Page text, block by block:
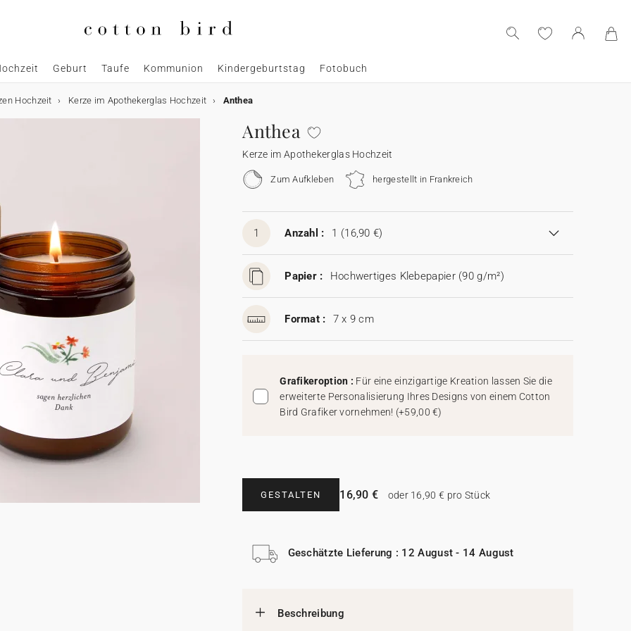
Geburt Taufe Kommunion Kindergeburtstag Fotobuch
Hochzeit Kerze im Apothekerglas Hochzeit Anthea
Anthea
Kerze im Apothekerglas Hochzeit
Zum Aufkleben hergestellt in Frankreich
1 Anzahl : 1 (16,90 €)
Papier : Hochwertiges Klebepapier (90 g/m²)
Format : 7 x 9 cm
Grafikeroption : Für eine einzigartige Kreation lassen Sie die
erweiterte Personalisierung Ihres Designs von einem Cotton
Bird Grafiker vornehmen! (+59,00 €)
GESTALTEN 16,90 € oder 16,90 € pro Stück
Geschätzte Lieferung : 12 August - 14 August
Beschreibung